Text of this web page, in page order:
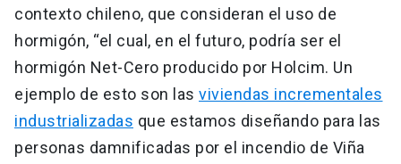
contexto chileno, que consideran el uso de
hormigón, “el cual, en el futuro, podría ser el
hormigón Net-Cero producido por Holcim. Un
ejemplo de esto son las viviendas incrementales
industrializadas que estamos diseñando para las
personas damnificadas por el incendio de Viña